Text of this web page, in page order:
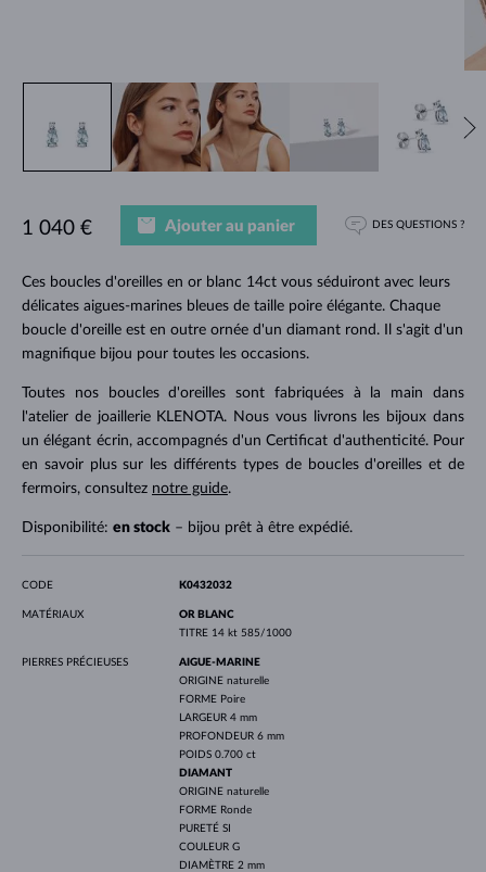
Ces boucles d'oreilles en or blanc 14ct vous séduiront avec leurs
délicates aigues-marines bleues de taille poire élégante. Chaque
boucle d'oreille est en outre ornée d'un diamant rond. Il s'agit d'un
magnifique bijou pour toutes les occasions.
Toutes nos boucles d'oreilles sont fabriquées à la main dans
l'atelier de joaillerie KLENOTA. Nous vous livrons les bijoux dans
un élégant écrin, accompagnés d'un Certificat d'authenticité. Pour
en savoir plus sur les différents types de boucles d'oreilles et de
fermoirs, consultez notre guide.
Disponibilité: en stock– bijou prêt à être expédié.
1 040 € Ajouter au panier DES QUESTIONS ?
CODE K0432032
MATÉRIAUX
OR BLANC
TITRE 14 kt 585/1000
PIERRES PRÉCIEUSES
AIGUE-MARINE
ORIGINE naturelle
FORME Poire
LARGEUR 4 mm
PROFONDEUR 6 mm
POIDS 0.700 ct
DIAMANT
ORIGINE naturelle
FORME Ronde
PURETÉ SI
COULEUR G
DIAMÈTRE 2 mm